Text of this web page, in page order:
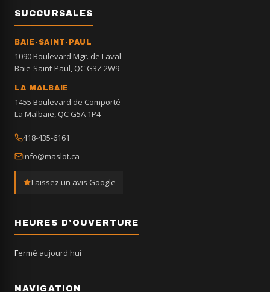
SUCCURSALES
BAIE-SAINT-PAUL
1090 Boulevard Mgr. de Laval
Baie-Saint-Paul, QC G3Z 2W9
LA MALBAIE
1455 Boulevard de Comporté
La Malbaie, QC G5A 1P4
418-435-6161
info@maslot.ca
Laissez un avis Google
HEURES D'OUVERTURE
Fermé aujourd'hui
NAVIGATION